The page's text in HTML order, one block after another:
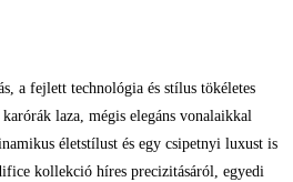
a fejlett technológia és stílus tökéletes
laza, mégis elegáns vonalaikkal
életstílust és egy csipetnyi luxust is
kollekció híres precizitásáról, egyedi